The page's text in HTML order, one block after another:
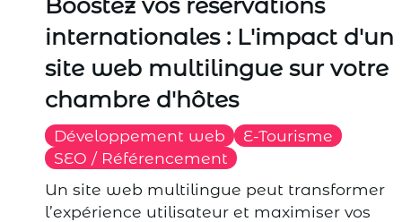
internationales : L'impact d'un
site web multilingue sur votre
chambre d'hôtes
Développement web
E-Tourisme
SEO / Référencement
Un site web multilingue peut transformer
l’expérience utilisateur et maximiser vos